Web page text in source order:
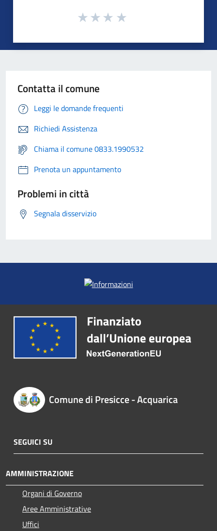
Contatta il comune
Leggi le domande frequenti
Richiedi Assistenza
Chiama il comune 0833.1990532
Prenota un appuntamento
Problemi in città
Segnala disservizio
Comune di Presicce - Acquarica
SEGUICI SU
AMMINISTRAZIONE
Organi di Governo
Aree Amministrative
Uffici